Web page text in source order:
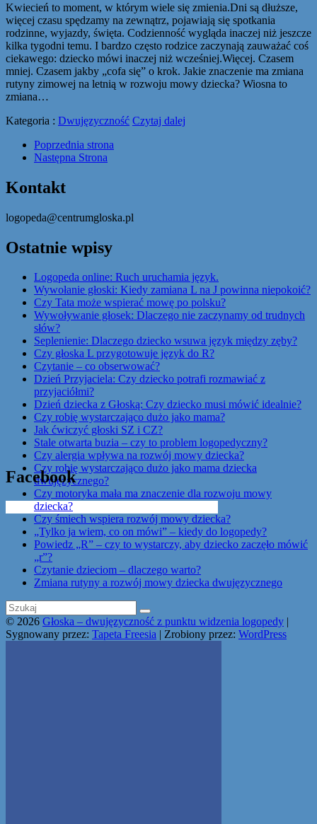
Kwiecień to moment, w którym wiele się zmienia.Dni są dłuższe,
więcej czasu spędzamy na zewnątrz, pojawiają się spotkania
rodzinne, wyjazdy, święta. Codzienność wygląda inaczej niż jeszcze
kilka tygodni temu. I bardzo często rodzice zaczynają zauważać coś
ciekawego: dziecko mówi inaczej niż wcześniej.Więcej. Czasem
mniej. Czasem jakby „cofa się” o krok. Jakie znaczenie ma zmiana
rutyny zimowej na letnią w rozwoju mowy dziecka? Wiosna to
zmiana…
Kategoria : Dwujęzyczność Czytaj dalej
Poprzednia strona
Następna Strona
Kontakt
logopeda@centrumgloska.pl
Ostatnie wpisy
Logopeda online: Ruch uruchamia język.
Wywołanie głoski: Kiedy zamiana L na J powinna niepokoić?
Czy Tata może wspierać mowę po polsku?
Wywoływanie głosek: Dlaczego nie zaczynamy od trudnych
słów?
Seplenienie: Dlaczego dziecko wsuwa język między zęby?
Czy głoska L przygotowuje język do R?
Czytanie – co obserwować?
Dzień Przyjaciela: Czy dziecko potrafi rozmawiać z
przyjaciółmi?
Dzień dziecka z Głoską: Czy dziecko musi mówić idealnie?
Czy robię wystarczająco dużo jako mama?
Jak ćwiczyć głoski SZ i CZ?
Stale otwarta buzia – czy to problem logopedyczny?
Czy alergia wpływa na rozwój mowy dziecka?
Czy robię wystarczająco dużo jako mama dziecka
dwujęzycznego?
Czy motoryka mała ma znaczenie dla rozwoju mowy
dziecka?
Czy śmiech wspiera rozwój mowy dziecka?
„Tylko ja wiem, co on mówi” – kiedy do logopedy?
Powiedz „R” – czy to wystarczy, aby dziecko zaczęło mówić
„r”?
Czytanie dzieciom – dlaczego warto?
Zmiana rutyny a rozwój mowy dziecka dwujęzycznego
© 2026 Głoska – dwujęzyczność z punktu widzenia logopedy |
Sygnowany przez: Tapeta Freesia | Zrobiony przez: WordPress
Facebook
Get the Facebook Likebox Slider Pro for WordPress